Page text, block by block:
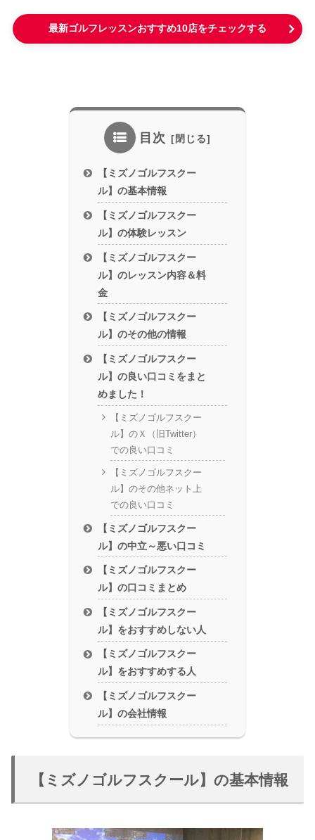
最新ゴルフレッスンおすすめ10店をチェックする
目次
【ミズノゴルフスクー
ル】の基本情報
【ミズノゴルフスクー
ル】の体験レッスン
【ミズノゴルフスクー
ル】のレッスン内容＆料
金
【ミズノゴルフスクー
ル】のその他の情報
【ミズノゴルフスクー
ル】の良い口コミをまと
めました！
【ミズノゴルフスクー
ル】のＸ（旧Twitter）
での良い口コミ
【ミズノゴルフスクー
ル】のその他ネット上
での良い口コミ
【ミズノゴルフスクー
ル】の中立～悪い口コミ
【ミズノゴルフスクー
ル】の口コミまとめ
【ミズノゴルフスクー
ル】をおすすめしない人
【ミズノゴルフスクー
ル】をおすすめする人
【ミズノゴルフスクー
ル】の会社情報
【ミズノゴルフスクール】の基本情報